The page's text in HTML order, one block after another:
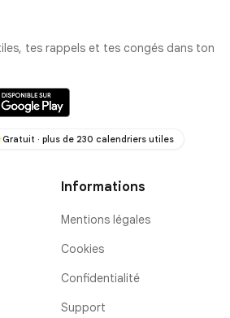
tes rappels et tes congés dans ton
Gratuit · plus de 230 calendriers utiles
Informations
Mentions légales
Cookies
Confidentialité
Support